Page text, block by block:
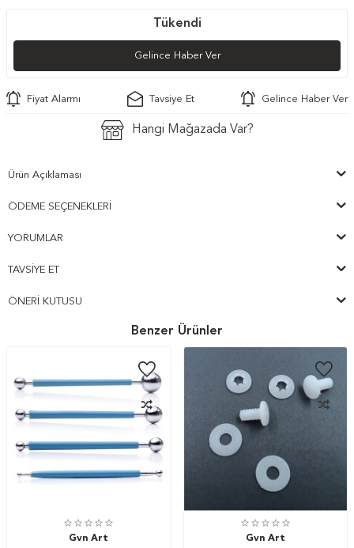
Tükendi
Gelince Haber Ver
Fiyat Alarmı Tavsiye Et Gelince Haber Ver
Hangi Mağazada Var?
Ürün Açıklaması
ÖDEME SEÇENEKLERI
YORUMLAR
TAVSIYE ET
ÖNERI KUTUSU
Benzer Ürünler
Gvn Art
Gvn Art